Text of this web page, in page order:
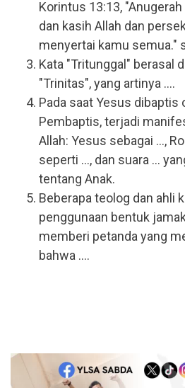
Korintus 13:13,
dan kasih Allah dan
menyertai kamu semua."
Kata "Tritunggal" berasal
"Trinitas", yang artinya ....
Pada saat Yesus dibaptis
Pembaptis, terjadi
Allah: Yesus sebagai ...,
seperti ..., dan suara ...
tentang Anak.
Beberapa teolog dan ahli
penggunaan bentuk
memberi petanda yang
bahwa ....